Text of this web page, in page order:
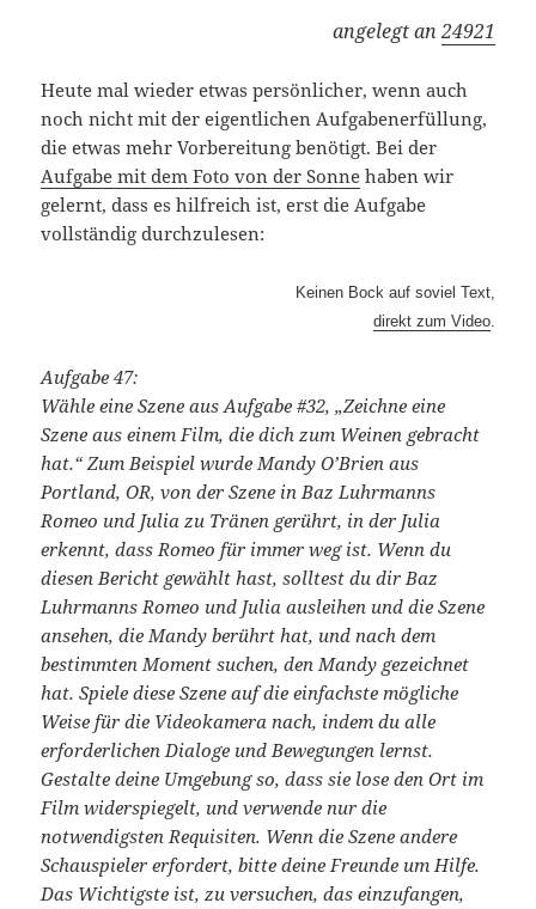
angelegt an24921
Heute mal wieder etwas persönlicher, wenn auch
noch nicht mit der eigentlichen Aufgabenerfüllung,
die etwas mehr Vorbereitung benötigt. Bei der
Aufgabe mit dem Foto von der Sonne haben wir
gelernt, dass es hilfreich ist, erst die Aufgabe
vollständig durchzulesen:
Keinen Bock auf soviel Text,
direkt zum Video.
Aufgabe 47:
Wähle eine Szene aus Aufgabe #32, „Zeichne eine
Szene aus einem Film, die dich zum Weinen gebracht
hat.“ Zum Beispiel wurde Mandy O’Brien aus
Portland, OR, von der Szene in Baz Luhrmanns
Romeo und Julia zu Tränen gerührt, in der Julia
erkennt, dass Romeo für immer weg ist. Wenn du
diesen Bericht gewählt hast, solltest du dir Baz
Luhrmanns Romeo und Julia ausleihen und die Szene
ansehen, die Mandy berührt hat, und nach dem
bestimmten Moment suchen, den Mandy gezeichnet
hat. Spiele diese Szene auf die einfachste mögliche
Weise für die Videokamera nach, indem du alle
erforderlichen Dialoge und Bewegungen lernst.
Gestalte deine Umgebung so, dass sie lose den Ort im
Film widerspiegelt, und verwende nur die
notwendigsten Requisiten. Wenn die Szene andere
Schauspieler erfordert, bitte deine Freunde um Hilfe.
Das Wichtigste ist, zu versuchen, das einzufangen,